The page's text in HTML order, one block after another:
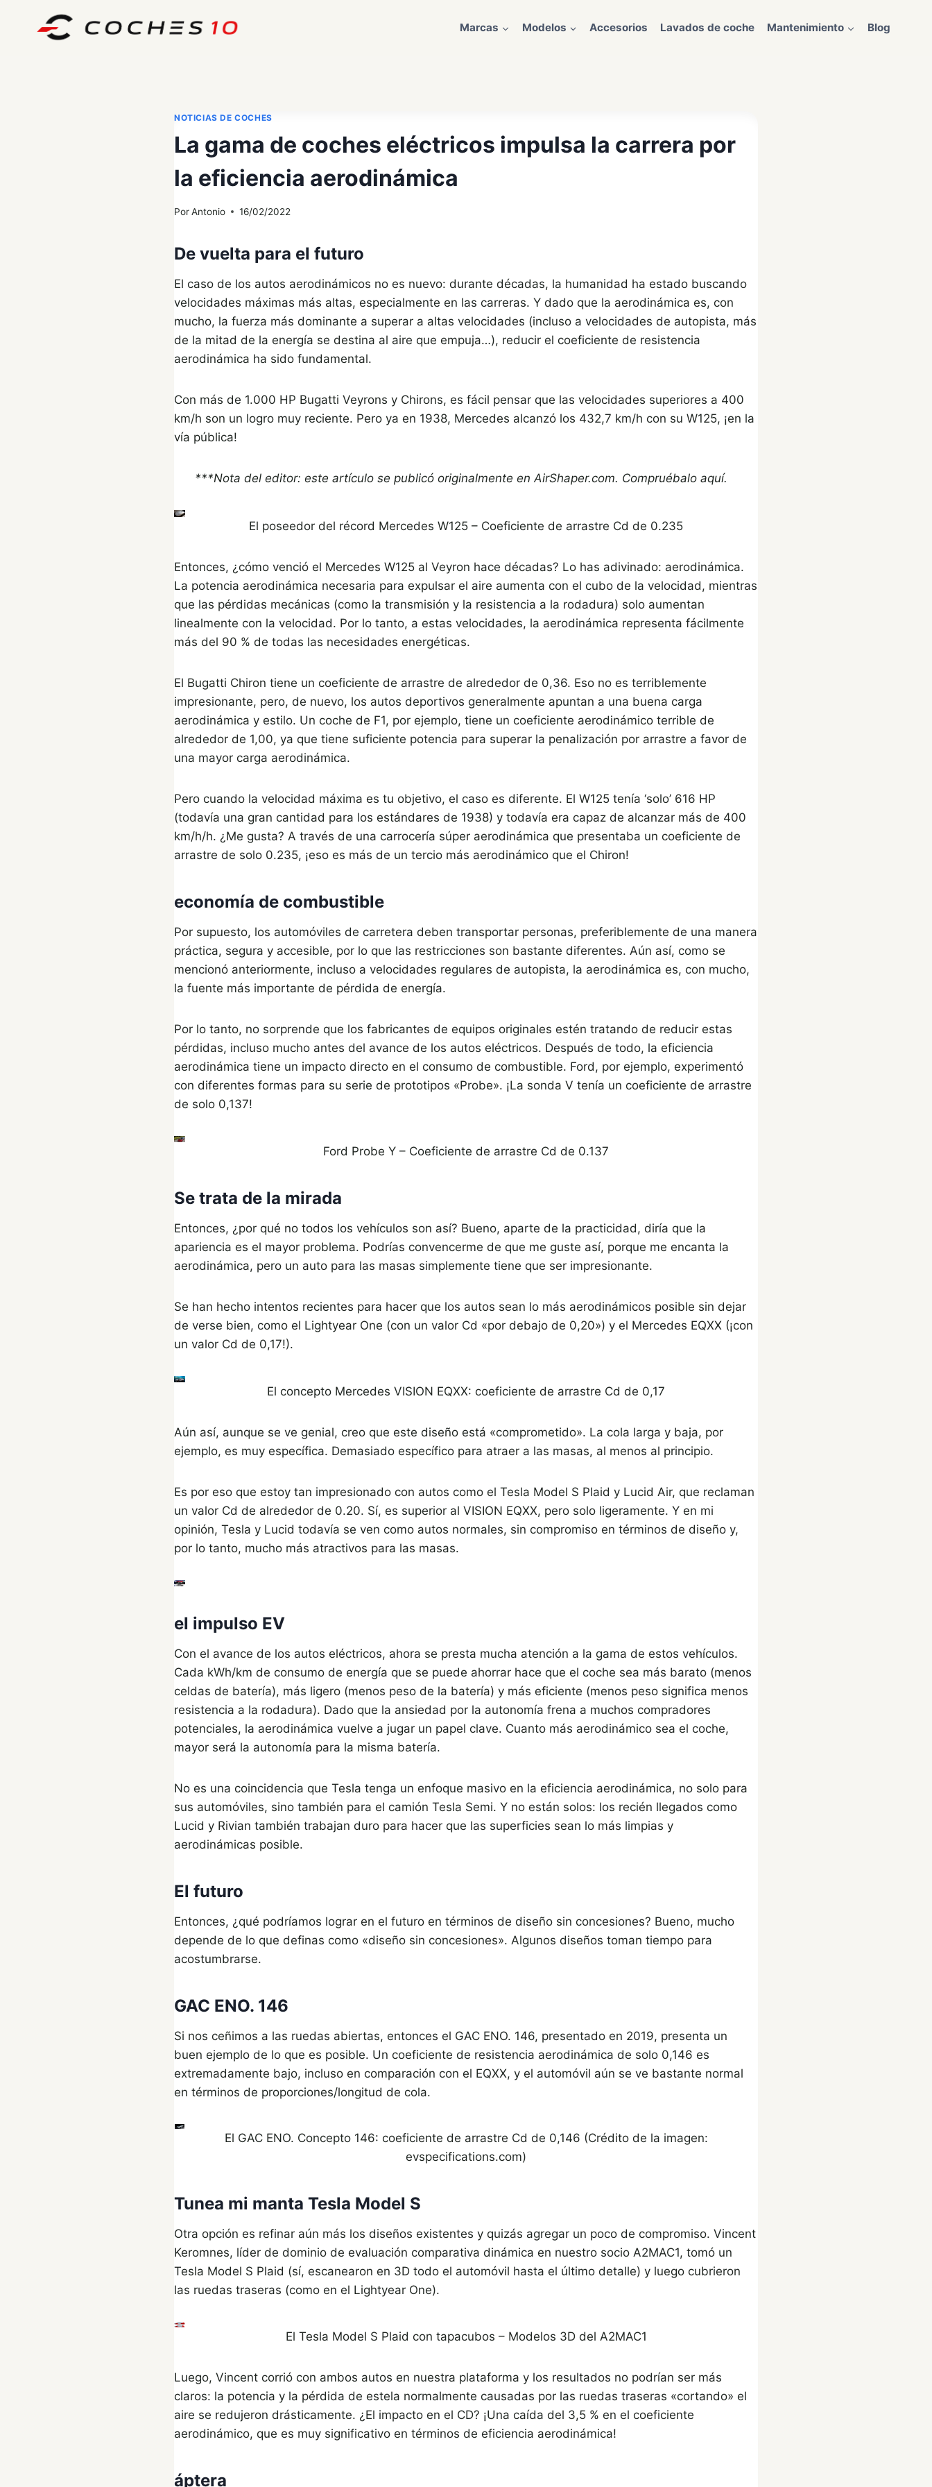
Marcas Modelos Accesorios Lavados de coche Mantenimiento Blog
NOTICIAS DE COCHES
La gama de coches eléctricos impulsa la carrera por
la eficiencia aerodinámica
PorAntonio 16/02/2022
De vuelta para el futuro
El caso de los autos aerodinámicos no es nuevo: durante décadas, la humanidad ha estado buscando
velocidades máximas más altas, especialmente en las carreras. Y dado que la aerodinámica es, con
mucho, la fuerza más dominante a superar a altas velocidades (incluso a velocidades de autopista, más
de la mitad de la energía se destina al aire que empuja…), reducir el coeficiente de resistencia
aerodinámica ha sido fundamental.
Con más de 1.000 HP Bugatti Veyrons y Chirons, es fácil pensar que las velocidades superiores a 400
km/h son un logro muy reciente. Pero ya en 1938, Mercedes alcanzó los 432,7 km/h con su W125, ¡en la
vía pública!
***Nota del editor: este artículo se publicó originalmente en AirShaper.com. Compruébalo aquí.
El poseedor del récord Mercedes W125 – Coeficiente de arrastre Cd de 0.235
Entonces, ¿cómo venció el Mercedes W125 al Veyron hace décadas? Lo has adivinado: aerodinámica.
La potencia aerodinámica necesaria para expulsar el aire aumenta con el cubo de la velocidad, mientras
que las pérdidas mecánicas (como la transmisión y la resistencia a la rodadura) solo aumentan
linealmente con la velocidad. Por lo tanto, a estas velocidades, la aerodinámica representa fácilmente
más del 90 % de todas las necesidades energéticas.
El Bugatti Chiron tiene un coeficiente de arrastre de alrededor de 0,36. Eso no es terriblemente
impresionante, pero, de nuevo, los autos deportivos generalmente apuntan a una buena carga
aerodinámica y estilo. Un coche de F1, por ejemplo, tiene un coeficiente aerodinámico terrible de
alrededor de 1,00, ya que tiene suficiente potencia para superar la penalización por arrastre a favor de
una mayor carga aerodinámica.
Pero cuando la velocidad máxima es tu objetivo, el caso es diferente. El W125 tenía ‘solo’ 616 HP
(todavía una gran cantidad para los estándares de 1938) y todavía era capaz de alcanzar más de 400
km/h/h. ¿Me gusta? A través de una carrocería súper aerodinámica que presentaba un coeficiente de
arrastre de solo 0.235, ¡eso es más de un tercio más aerodinámico que el Chiron!
economía de combustible
Por supuesto, los automóviles de carretera deben transportar personas, preferiblemente de una manera
práctica, segura y accesible, por lo que las restricciones son bastante diferentes. Aún así, como se
mencionó anteriormente, incluso a velocidades regulares de autopista, la aerodinámica es, con mucho,
la fuente más importante de pérdida de energía.
Por lo tanto, no sorprende que los fabricantes de equipos originales estén tratando de reducir estas
pérdidas, incluso mucho antes del avance de los autos eléctricos. Después de todo, la eficiencia
aerodinámica tiene un impacto directo en el consumo de combustible. Ford, por ejemplo, experimentó
con diferentes formas para su serie de prototipos «Probe». ¡La sonda V tenía un coeficiente de arrastre
de solo 0,137!
Ford Probe Y – Coeficiente de arrastre Cd de 0.137
Se trata de la mirada
Entonces, ¿por qué no todos los vehículos son así? Bueno, aparte de la practicidad, diría que la
apariencia es el mayor problema. Podrías convencerme de que me guste así, porque me encanta la
aerodinámica, pero un auto para las masas simplemente tiene que ser impresionante.
Se han hecho intentos recientes para hacer que los autos sean lo más aerodinámicos posible sin dejar
de verse bien, como el Lightyear One (con un valor Cd «por debajo de 0,20») y el Mercedes EQXX (¡con
un valor Cd de 0,17!).
El concepto Mercedes VISION EQXX: coeficiente de arrastre Cd de 0,17
Aún así, aunque se ve genial, creo que este diseño está «comprometido». La cola larga y baja, por
ejemplo, es muy específica. Demasiado específico para atraer a las masas, al menos al principio.
Es por eso que estoy tan impresionado con autos como el Tesla Model S Plaid y Lucid Air, que reclaman
un valor Cd de alrededor de 0.20. Sí, es superior al VISION EQXX, pero solo ligeramente. Y en mi
opinión, Tesla y Lucid todavía se ven como autos normales, sin compromiso en términos de diseño y,
por lo tanto, mucho más atractivos para las masas.
el impulso EV
Con el avance de los autos eléctricos, ahora se presta mucha atención a la gama de estos vehículos.
Cada kWh/km de consumo de energía que se puede ahorrar hace que el coche sea más barato (menos
celdas de batería), más ligero (menos peso de la batería) y más eficiente (menos peso significa menos
resistencia a la rodadura). Dado que la ansiedad por la autonomía frena a muchos compradores
potenciales, la aerodinámica vuelve a jugar un papel clave. Cuanto más aerodinámico sea el coche,
mayor será la autonomía para la misma batería.
No es una coincidencia que Tesla tenga un enfoque masivo en la eficiencia aerodinámica, no solo para
sus automóviles, sino también para el camión Tesla Semi. Y no están solos: los recién llegados como
Lucid y Rivian también trabajan duro para hacer que las superficies sean lo más limpias y
aerodinámicas posible.
El futuro
Entonces, ¿qué podríamos lograr en el futuro en términos de diseño sin concesiones? Bueno, mucho
depende de lo que definas como «diseño sin concesiones». Algunos diseños toman tiempo para
acostumbrarse.
GAC ENO. 146
Si nos ceñimos a las ruedas abiertas, entonces el GAC ENO. 146, presentado en 2019, presenta un
buen ejemplo de lo que es posible. Un coeficiente de resistencia aerodinámica de solo 0,146 es
extremadamente bajo, incluso en comparación con el EQXX, y el automóvil aún se ve bastante normal
en términos de proporciones/longitud de cola.
El GAC ENO. Concepto 146: coeficiente de arrastre Cd de 0,146 (Crédito de la imagen:
evspecifications.com)
Tunea mi manta Tesla Model S
Otra opción es refinar aún más los diseños existentes y quizás agregar un poco de compromiso. Vincent
Keromnes, líder de dominio de evaluación comparativa dinámica en nuestro socio A2MAC1, tomó un
Tesla Model S Plaid (sí, escanearon en 3D todo el automóvil hasta el último detalle) y luego cubrieron
las ruedas traseras (como en el Lightyear One).
El Tesla Model S Plaid con tapacubos – Modelos 3D del A2MAC1
Luego, Vincent corrió con ambos autos en nuestra plataforma y los resultados no podrían ser más
claros: la potencia y la pérdida de estela normalmente causadas por las ruedas traseras «cortando» el
aire se redujeron drásticamente. ¿El impacto en el CD? ¡Una caída del 3,5 % en el coeficiente
aerodinámico, que es muy significativo en términos de eficiencia aerodinámica!
áptera